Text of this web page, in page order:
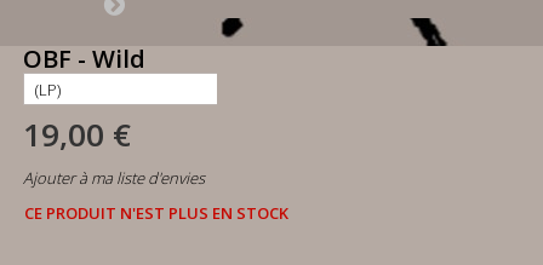
OBF - Wild
19,00 €
Ajouter à ma liste d'envies
CE PRODUIT N'EST PLUS EN STOCK